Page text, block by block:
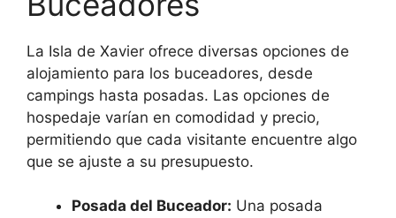
La Isla de Xavier ofrece diversas opciones de
alojamiento para los buceadores, desde
campings hasta posadas. Las opciones de
hospedaje varían en comodidad y precio,
permitiendo que cada visitante encuentre algo
que se ajuste a su presupuesto.
Posada del Buceador: Una posada